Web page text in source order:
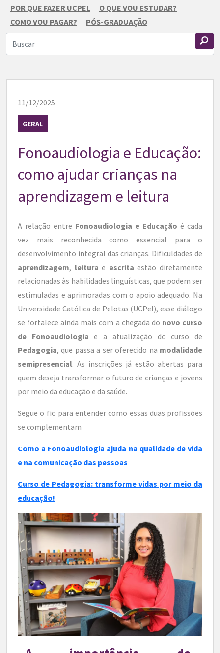
POR QUE FAZER UCPEL
O QUE VOU ESTUDAR?
COMO VOU PAGAR?
PÓS-GRADUAÇÃO
11/12/2025
GERAL
Fonoaudiologia e Educação:
como ajudar crianças na
aprendizagem e leitura
A relação entre Fonoaudiologia e Educação é cada
vez mais reconhecida como essencial para o
desenvolvimento integral das crianças. Dificuldades de
aprendizagem, leitura e escrita estão diretamente
relacionadas às habilidades linguísticas, que podem ser
estimuladas e aprimoradas com o apoio adequado. Na
Universidade Católica de Pelotas (UCPel), esse diálogo
se fortalece ainda mais com a chegada do novo curso
de Fonoaudiologia e a atualização do curso de
Pedagogia, que passa a ser oferecido na modalidade
semipresencial. As inscrições já estão abertas para
quem deseja transformar o futuro de crianças e jovens
por meio da educação e da saúde.
Segue o fio para entender como essas duas profissões
se complementam
Como a Fonoaudiologia ajuda na qualidade de vida
e na comunicação das pessoas
Curso de Pedagogia: transforme vidas por meio da
educação!